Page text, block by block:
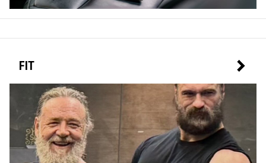
FIT